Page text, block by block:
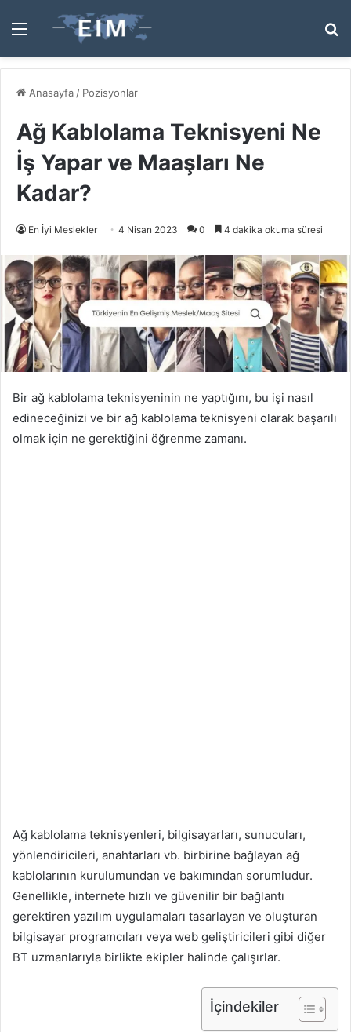
Menü
...
Anasayfa / Pozisyonlar
Ağ Kablolama Teknisyeni Ne
İş Yapar ve Maaşları Ne
Kadar?
En İyi Meslekler 4 Nisan 2023 0 4 dakika okuma süresi
Bir ağ kablolama teknisyeninin ne yaptığını, bu işi nasıl
edineceğinizi ve bir ağ kablolama teknisyeni olarak başarılı
olmak için ne gerektiğini öğrenme zamanı.
Ağ kablolama teknisyenleri, bilgisayarları, sunucuları,
yönlendiricileri, anahtarları vb. birbirine bağlayan ağ
kablolarının kurulumundan ve bakımından sorumludur.
Genellikle, internete hızlı ve güvenilir bir bağlantı
gerektiren yazılım uygulamaları tasarlayan ve oluşturan
bilgisayar programcıları veya web geliştiricileri gibi diğer
BT uzmanlarıyla birlikte ekipler halinde çalışırlar.
İçindekiler